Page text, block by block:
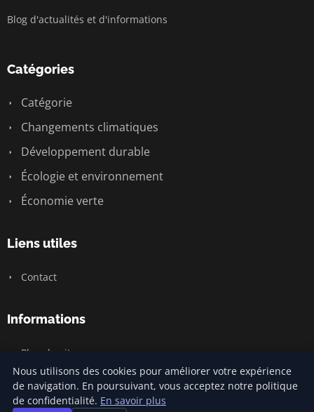
Blog d'actualités et d'informations
Catégories
Catégorie
Changements climatiques
Développement durable
Écologie et environnement
Économie verte
Liens utiles
Contact
Informations
Plan du site
© 2026 Urgence Santé Climat. Tous droits réservés.
Nous utilisons des cookies pour améliorer votre expérience
de navigation. En poursuivant, vous acceptez notre politique
de confidentialité. En savoir plus